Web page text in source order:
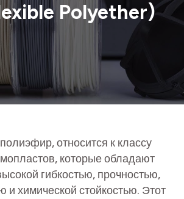
Polyether)
относится к классу
которые обладают
гибкостью, прочностью,
и химической стойкостью. Этот